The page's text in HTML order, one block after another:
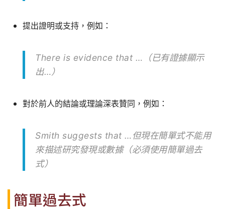
提出證明或支持，例如：
There is evidence that …（已有證據顯示
出…）
對於前人的結論或理論深表贊同，例如：
Smith suggests that …但現在簡單式不能用
來描述研究發現或數據（必須使用簡單過去
式）
簡單過去式